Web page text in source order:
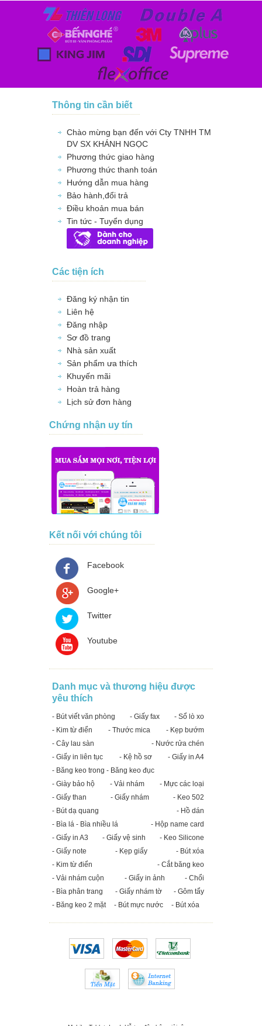
Thông tin cần biết
Chào mừng bạn đến với Cty TNHH TM
DV SX KHÁNH NGỌC
Phương thức giao hàng
Phương thức thanh toán
Hướng dẫn mua hàng
Bảo hành,đổi trả
Điều khoản mua bán
Tin tức - Tuyển dụng
Các tiện ích
Đăng ký nhận tin
Liên hệ
Đăng nhập
Sơ đồ trang
Nhà sản xuất
Sản phẩm ưa thích
Khuyến mãi
Hoàn trả hàng
Lịch sử đơn hàng
Chứng nhận uy tín
Kết nối với chúng tôi
Facebook
Google+
Twitter
Youtube
Danh mục và thương hiệu được
yêu thích
- Bút viết văn phòng - Giấy fax
- Sổ lò xo
- Kim từ điển
- Thước mica
- Kẹp bướm
- Cây lau sàn
- Nước rửa chén
- Giấy in liên tục
- Kệ hồ sơ
- Giấy in A4
- Băng keo trong - Băng keo đục
- Giày bảo hộ
- Vải nhám
- Mực các loại
- Giấy than
- Giấy nhám
- Keo 502
- Bút dạ quang
- Hồ dán
- Bìa lá - Bìa nhiều lá
- Hộp name card
- Giấy in A3
- Giấy vệ sinh
- Keo Silicone
- Giấy note
- Kẹp giấy
- Bút xóa
- Kim từ điển
- Cắt băng keo
- Vải nhám cuộn
- Giấy in ảnh
- Chổi
- Bìa phân trang
- Giấy nhám tờ
- Gôm tẩy
- Băng keo 2 mặt
- Bút mực nước - Bút xóa